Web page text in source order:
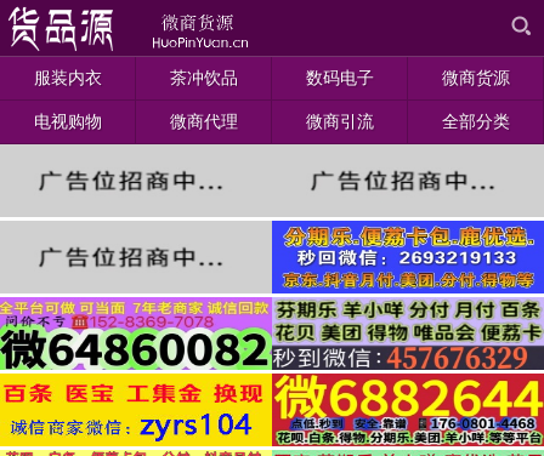
服装内衣 茶冲饮品 数码电子 微商货源
电视购物 微商代理 微商引流 全部分类